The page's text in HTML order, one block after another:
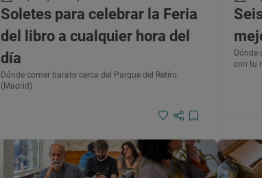
Soletes para celebrar la Feria
del libro a cualquier hora del
día
Dónde comer barato cerca del Parque del Retiro
(Madrid)
Dónde
con tu